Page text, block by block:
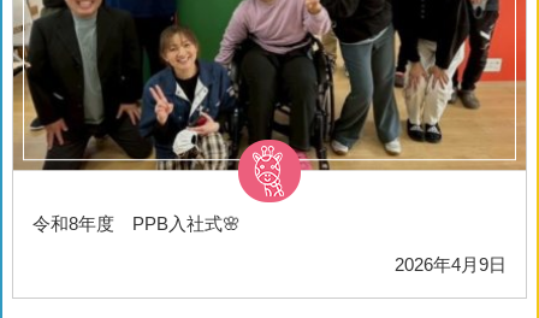
令和8年度 PPB入社式🌸
2026年4月9日